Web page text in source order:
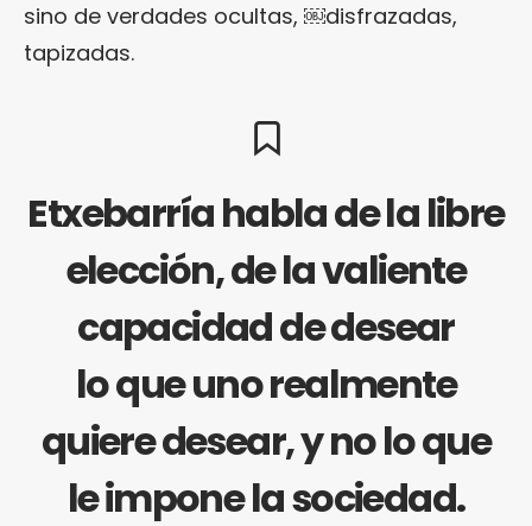
sino de verdades ocultas, ￼disfrazadas,
tapizadas.
Etxebarría habla de la libre
elección, de la valiente
capacidad de desear
lo que uno realmente
quiere desear, y no lo que
le impone la sociedad.